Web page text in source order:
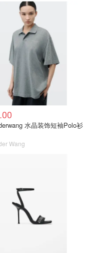
水晶装饰短袖Polo衫
Wang